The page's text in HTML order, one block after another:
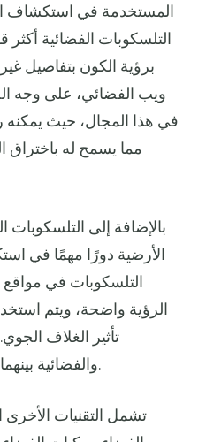
المستخدمة في استكشاف
التلسكوبات الفضائية
برؤية الكون بتفاصيل
ويب الفضائي، على وجه
في هذا المجال، حيث يمكنه
مما يسمح له باختراق
بالإضافة إلى التلسكوبات
الأرضية دورًا مهمًا في
التلسكوبات في
الرؤية واضحة، ويتم
تأثير الغلاف
والفضائية بينهما لتقديم صورة كاملة للكون.
تشمل التقنيات